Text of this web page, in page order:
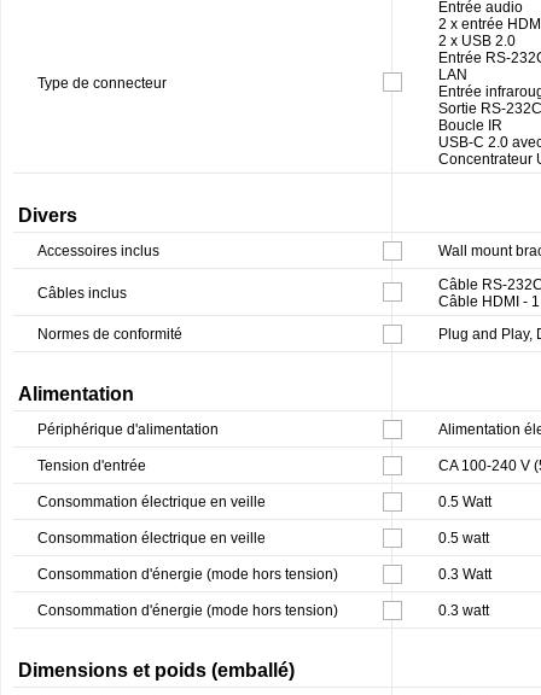
Type de connecteur
Entrée audio
2 x entrée
2 x USB 2.0
Entrée RS-
LAN
Entrée
Sortie RS-232C
Boucle IR
USB-C 2.0
Concentrateur
Divers
Accessoires inclus Wall mount
Câbles inclus
Câble RS-
Câble HDMI -
Normes de conformité
Plug and Play,
Alimentation
Périphérique d'alimentation Alimentation
Tension d'entrée CA 100-240 V
Consommation électrique en veille 0.5 Watt
Consommation électrique en veille 0.5 watt
Consommation d'énergie (mode hors tension) 0.3 Watt
Consommation d'énergie (mode hors tension) 0.3 watt
Dimensions et poids (emballé)